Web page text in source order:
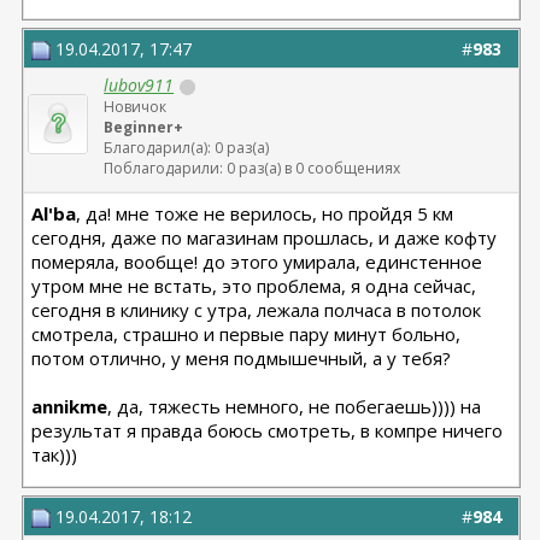
вторичная ринопластик 24.06.2025
#983
19.04.2017, 17:47
lubov911
Новичок
Beginner+
Благодарил(а): 0 раз(а)
Поблагодарили: 0 раз(а) в 0 сообщениях
Al'ba, да! мне тоже не верилось, но пройдя 5 км
сегодня, даже по магазинам прошлась, и даже кофту
померяла, вообще! до этого умирала, единстенное
утром мне не встать, это проблема, я одна сейчас,
сегодня в клинику с утра, лежала полчаса в потолок
смотрела, страшно и первые пару минут больно,
потом отлично, у меня подмышечный, а у тебя?
annikme, да, тяжесть немного, не побегаешь)))) на
результат я правда боюсь смотреть, в компре ничего
так)))
#984
19.04.2017, 18:12